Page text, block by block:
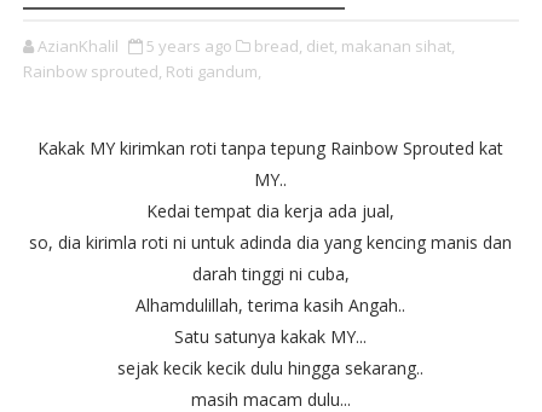
AzianKhalil 5 years ago bread, diet, makanan sihat,
Rainbow sprouted, Roti gandum,
Kakak MY kirimkan roti tanpa tepung Rainbow Sprouted kat
MY..
Kedai tempat dia kerja ada jual,
so, dia kirimla roti ni untuk adinda dia yang kencing manis dan
darah tinggi ni cuba,
Alhamdulillah, terima kasih Angah..
Satu satunya kakak MY...
sejak kecik kecik dulu hingga sekarang..
masih macam dulu...